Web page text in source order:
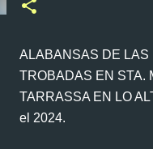
ALABANSAS DE LAS
TROBADAS EN STA.
TARRASSA EN LO
el 2024.